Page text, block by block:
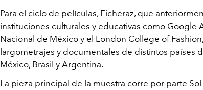
Para el ciclo de películas, Ficheraz, que
instituciones culturales y educativas como Google
Nacional de México y el London College of
largometrajes y documentales de distintos países
México, Brasil y Argentina.
La pieza principal de la muestra corre por parte